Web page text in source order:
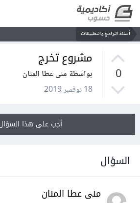
أسئلة البرامج والتطبيقات
0
مشروع تخرج
بواسطة منى عطا المنان
18 نوفمبر 2019
أجب على هذا السؤال
السؤال
منى عطا المنان